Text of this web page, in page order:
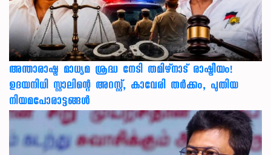
അന്താരാഷ്ട്ര മാധ്യമ ശ്രദ്ധ നേടി തമിഴ്‌നാട് രാഷ്ട്രീയം!
ഉദയനിധി സ്റ്റാലിന്റെ അറസ്റ്റ്, കാവേരി തർക്കം, പുതിയ
നിയമപോരാട്ടങ്ങൾ